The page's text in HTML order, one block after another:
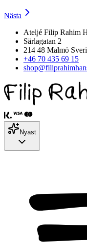
Nästa
Ateljé Filip Rahim
Särlagatan 2
214 48 Malmö
+46 70 435 69 15
Nyast